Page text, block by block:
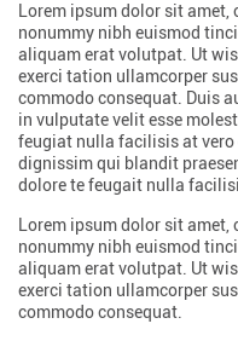
Lorem ipsum dolor sit
nonummy nibh euismod
aliquam erat volutpat. Ut
exerci tation ullamcorper
commodo consequat. Duis
in vulputate velit esse
feugiat nulla facilisis at vero
dignissim qui blandit
dolore te feugait nulla facilisi.
Lorem ipsum dolor sit
nonummy nibh euismod
aliquam erat volutpat. Ut
exerci tation ullamcorper
commodo consequat.